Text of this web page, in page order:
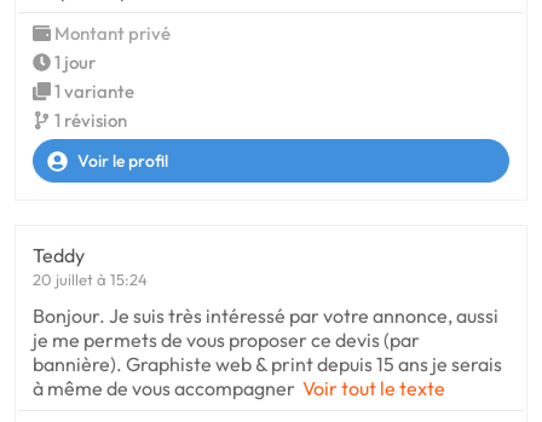
Montant privé
1 jour
1 variante
1 révision
Voir le profil
Teddy
20 juillet à 15:24
Bonjour. Je suis très intéressé par votre annonce, aussi
je me permets de vous proposer ce devis (par
bannière). Graphiste web & print depuis 15 ans je serais
à même de vous accompagner Voir tout le texte